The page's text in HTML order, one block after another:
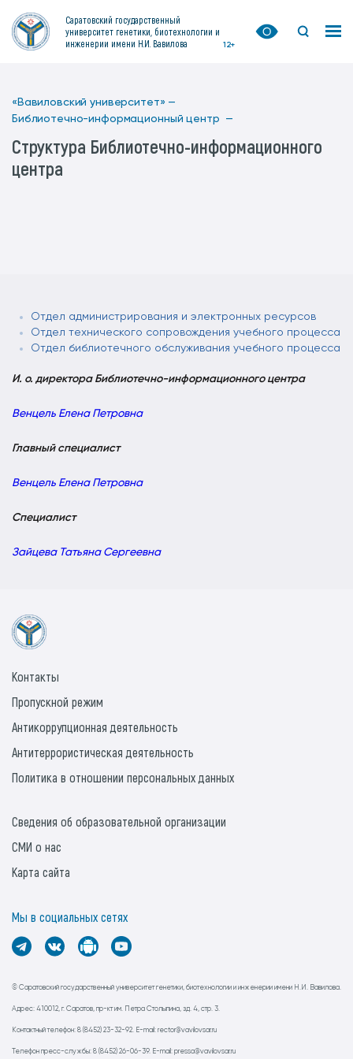
Саратовский государственный
университет генетики, биотехнологии и
инженерии имени Н.И. Вавилова
12+
«Вавиловский университет» —
Библиотечно-информационный центр —
Структура Библиотечно-информационного
центра
Отдел администрирования и электронных ресурсов
Отдел технического сопровождения учебного процесса
Отдел библиотечного обслуживания учебного процесса
И. о. директора Библиотечно-информационного центра
Венцель Елена Петровна
Главный специалист
Венцель Елена Петровна
Специалист
Зайцева Татьяна Сергеевна
© Саратовский государственный университет генетики, биотехнологии и инженерии имени Н.И. Вавилова.
Адрес: 410012, г. Саратов, пр-кт им. Петра Столыпина, зд. 4, стр. 3.
Контактный телефон: 8 (8452) 23-32-92. E-mail: rector@vavilovsar.ru
Телефон пресс-службы: 8 (8452) 26-06-39. E-mail: pressa@vavilovsar.ru
Контакты
Пропускной режим
Антикоррупционная деятельность
Антитеррористическая деятельность
Политика в отношении персональных данных
Сведения об образовательной организации
СМИ о нас
Карта сайта
Мы в социальных сетях